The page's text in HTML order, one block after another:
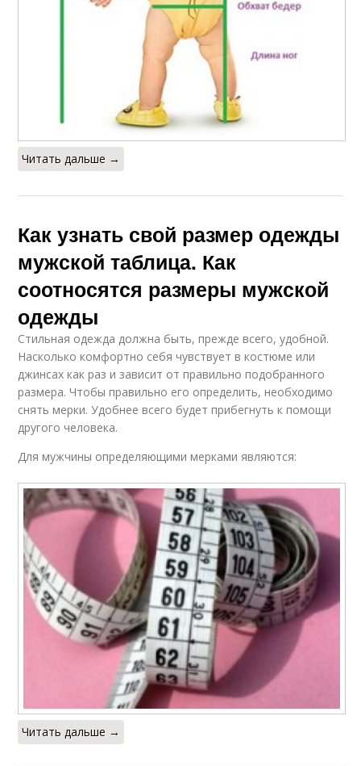
Читать дальше →
Как узнать свой размер одежды
мужской таблица. Как
соотносятся размеры мужской
одежды
Стильная одежда должна быть, прежде всего, удобной.
Насколько комфортно себя чувствует в костюме или
джинсах как раз и зависит от правильно подобранного
размера. Чтобы правильно его определить, необходимо
снять мерки. Удобнее всего будет прибегнуть к помощи
другого человека.
Для мужчины определяющими мерками являются:
Читать дальше →